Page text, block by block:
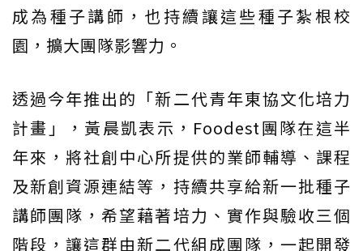
成為種子講師，也持續讓這些種子紮根校
園，擴大團隊影響力。
透過今年推出的「新二代青年東協文化培力
計畫」，黃晨凱表示，Foodest團隊在這半
年來，將社創中心所提供的業師輔導、課程
及新創資源連結等，持續共享給新一批種子
講師團隊，希望藉著培力、實作與驗收三個
階段，讓這群由新二代組成團隊，一起開發